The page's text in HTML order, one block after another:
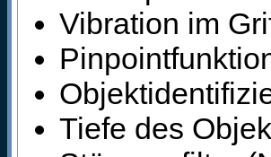
Vibration im
Tiefe des